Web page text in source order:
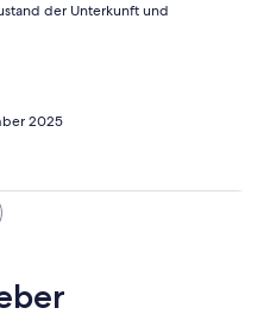
der Unterkunft und
2025